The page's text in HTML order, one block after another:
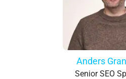
Anders
Senior SEO